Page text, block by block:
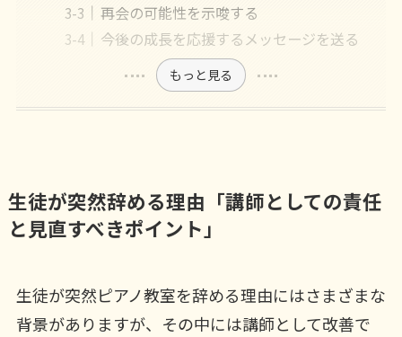
再会の可能性を示唆する
今後の成長を応援するメッセージを送る
もっと見る
生徒が突然辞める理由「講師としての責任
と見直すべきポイント」
生徒が突然ピアノ教室を辞める理由にはさまざまな
背景がありますが、その中には講師として改善で